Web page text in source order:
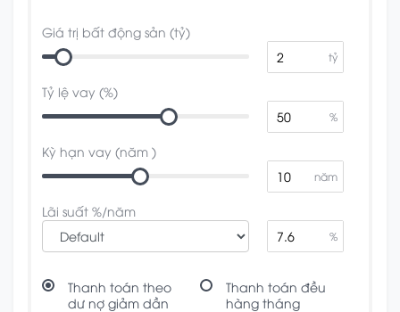
Giá trị bất động sản (tỷ)
tỷ
Tỷ lệ vay (%)
%
Kỳ hạn vay (năm )
năm
Lãi suất %/năm
%
Thanh toán theo
dư nợ giảm dần
Thanh toán đều
hàng tháng